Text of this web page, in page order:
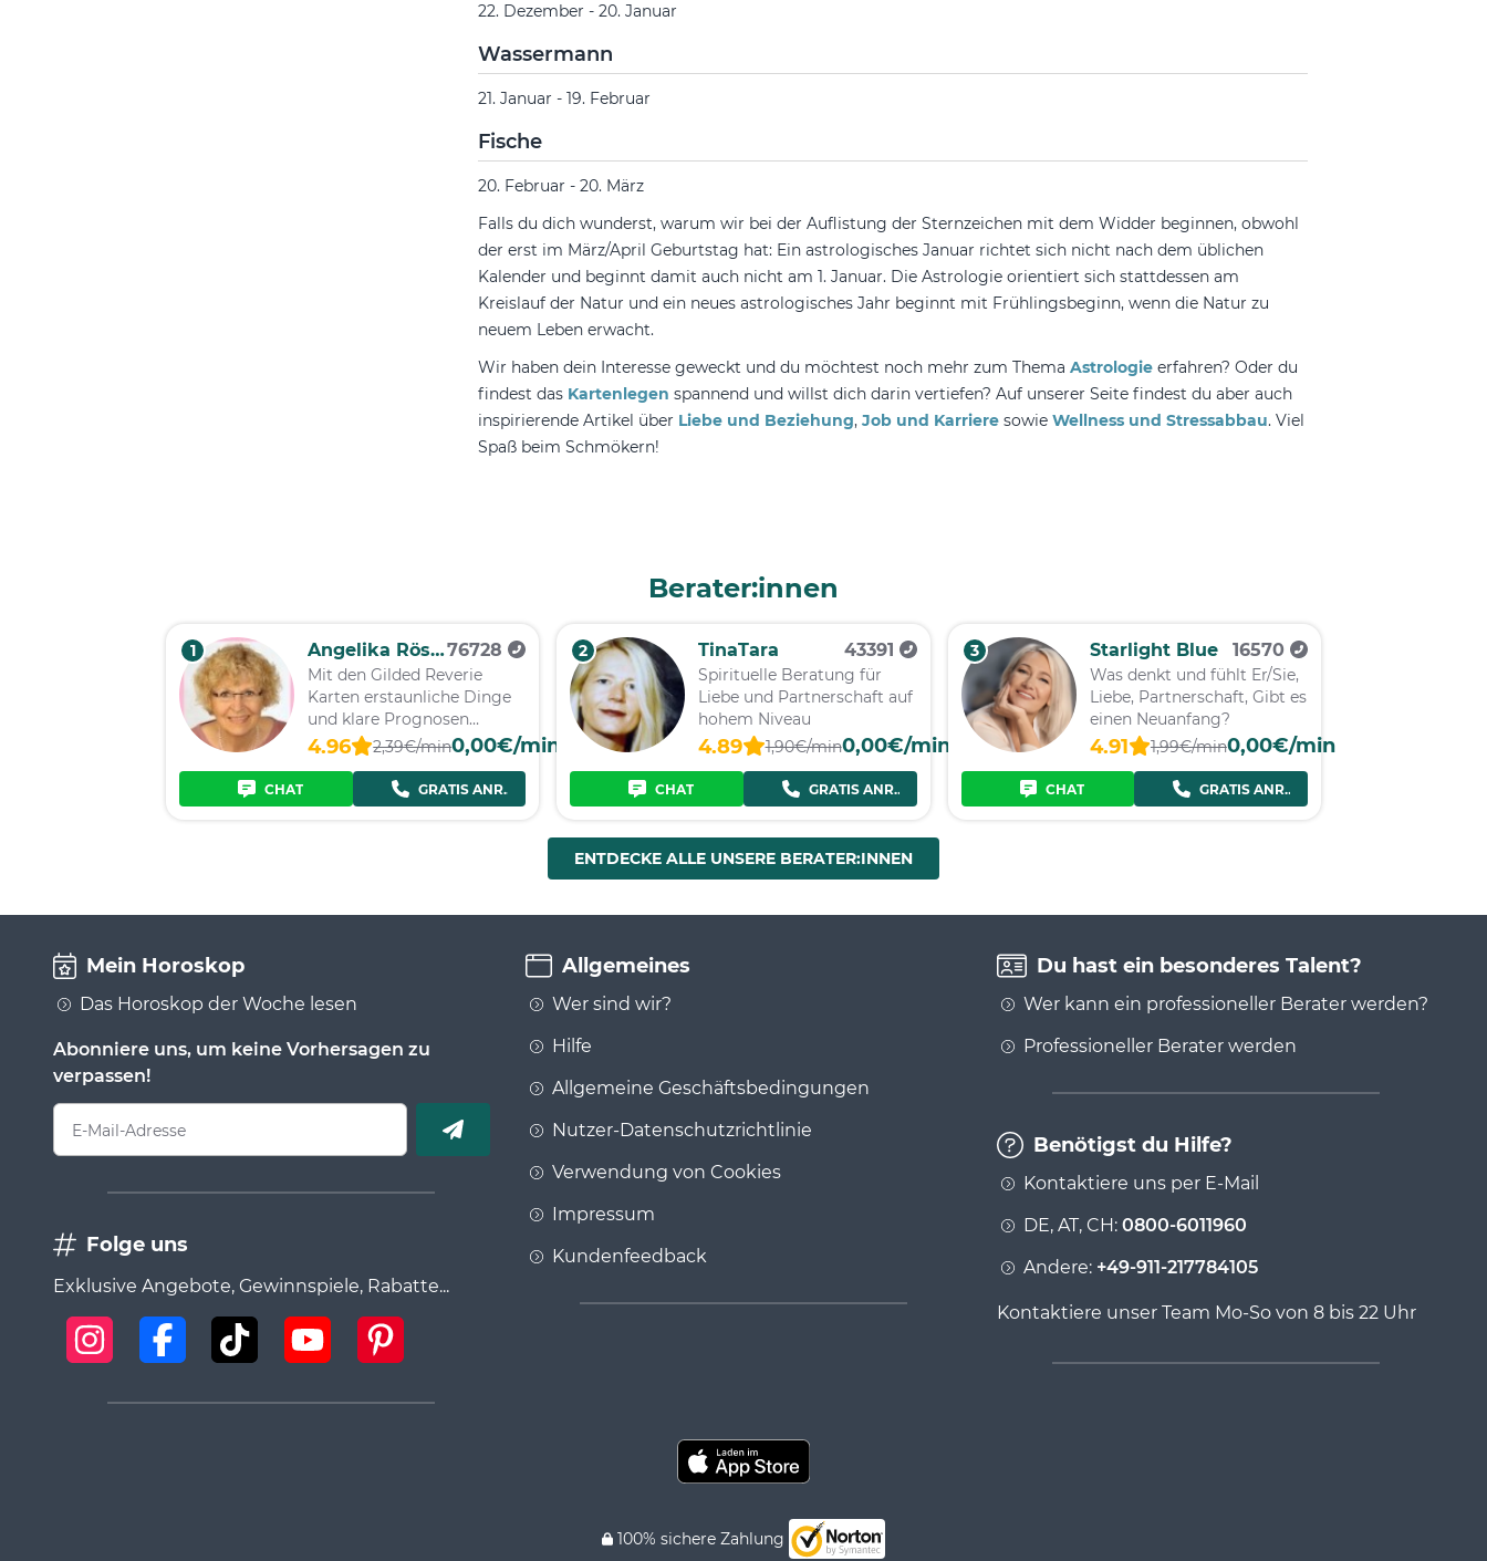
22. Dezember - 20. Januar
Wassermann
21. Januar - 19. Februar
Fische
20. Februar - 20. März
Falls du dich wunderst, warum wir bei der Auflistung der Sternzeichen mit dem Widder beginnen, obwohl
der erst im März/April Geburtstag hat: Ein astrologisches Januar richtet sich nicht nach dem üblichen
Kalender und beginnt damit auch nicht am 1. Januar. Die Astrologie orientiert sich stattdessen am
Kreislauf der Natur und ein neues astrologisches Jahr beginnt mit Frühlingsbeginn, wenn die Natur zu
neuem Leben erwacht.
Wir haben dein Interesse geweckt und du möchtest noch mehr zum Thema Astrologie erfahren? Oder du
findest das Kartenlegen spannend und willst dich darin vertiefen? Auf unserer Seite findest du aber auch
inspirierende Artikel über Liebe und Beziehung, Job und Karriere sowie Wellness und Stressabbau. Viel
Spaß beim Schmökern!
Berater:innen
1 Angelika Rössler76728
Mit den Gilded Reverie
Karten erstaunliche Dinge
und klare Prognosen
erfahren
4.96 2,39€/min0,00€/min
CHAT GRATIS ANRUF
2 TinaTara 43391
Spirituelle Beratung für
Liebe und Partnerschaft auf
hohem Niveau
4.89 1,90€/min0,00€/min
CHAT GRATIS ANRUF
3 Starlight Blue 16570
Was denkt und fühlt Er/Sie,
Liebe, Partnerschaft, Gibt es
einen Neuanfang?
4.91 1,99€/min0,00€/min
CHAT GRATIS ANRUF
ENTDECKE ALLE UNSERE BERATER:INNEN
Mein Horoskop
Das Horoskop der Woche lesen
Abonniere uns, um keine Vorhersagen zu
verpassen!
E-Mail-Adresse
Folge uns
Exklusive Angebote, Gewinnspiele, Rabatte...
Allgemeines
Wer sind wir?
Hilfe
Allgemeine Geschäftsbedingungen
Nutzer-Datenschutzrichtlinie
Verwendung von Cookies
Impressum
Kundenfeedback
Du hast ein besonderes Talent?
Wer kann ein professioneller Berater werden?
Professioneller Berater werden
Benötigst du Hilfe?
Kontaktiere uns per E-Mail
DE, AT, CH:0800-6011960
Andere: +49-911-217784105
Kontaktiere unser Team Mo-So von 8 bis 22 Uhr
100% sichere Zahlung